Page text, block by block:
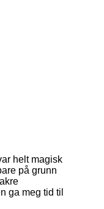
helt magisk
på grunn
ga meg tid til